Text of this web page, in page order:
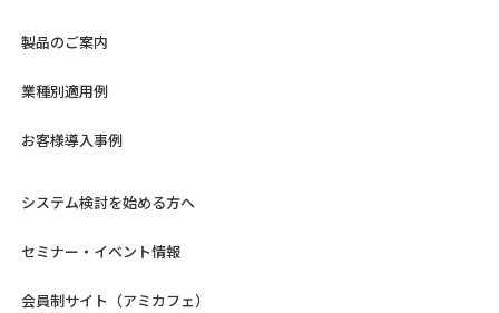
製品のご案内
業種別適用例
お客様導入事例
システム検討を始める方へ
セミナー・イベント情報
会員制サイト（アミカフェ）